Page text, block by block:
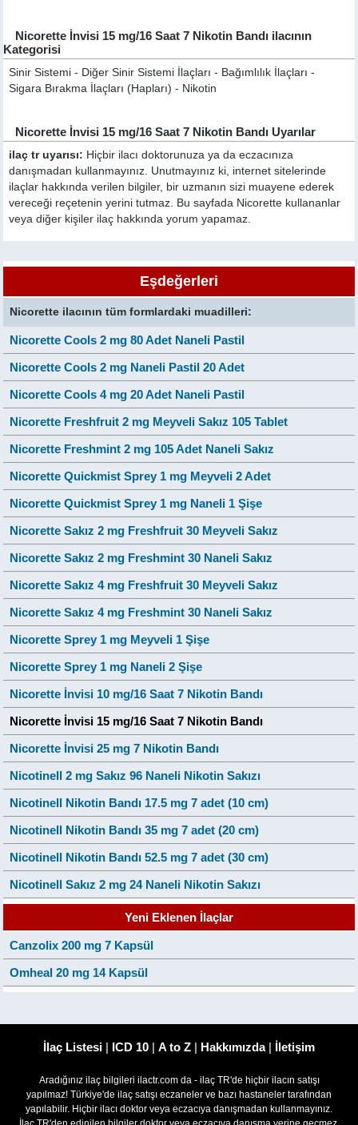
Nicorette İnvisi 15 mg/16 Saat 7 Nikotin Bandı ilacının
Kategorisi
Sinir Sistemi - Diğer Sinir Sistemi İlaçları - Bağımlılık İlaçları -
Sigara Bırakma İlaçları (Hapları) - Nikotin
Nicorette İnvisi 15 mg/16 Saat 7 Nikotin Bandı Uyarılar
ilaç tr uyarısı: Hiçbir ilacı doktorunuza ya da eczacınıza
danışmadan kullanmayınız. Unutmayınız ki, internet sitelerinde
ilaçlar hakkında verilen bilgiler, bir uzmanın sizi muayene ederek
vereceği reçetenin yerini tutmaz. Bu sayfada Nicorette kullananlar
veya diğer kişiler ilaç hakkında yorum yapamaz.
Eşdeğerleri
Nicorette ilacının tüm formlardaki muadilleri:
Nicorette Cools 2 mg 80 Adet Naneli Pastil
Nicorette Cools 2 mg Naneli Pastil 20 Adet
Nicorette Cools 4 mg 20 Adet Naneli Pastil
Nicorette Freshfruit 2 mg Meyveli Sakız 105 Tablet
Nicorette Freshmint 2 mg 105 Adet Naneli Sakız
Nicorette Quickmist Sprey 1 mg Meyveli 2 Adet
Nicorette Quickmist Sprey 1 mg Naneli 1 Şişe
Nicorette Sakız 2 mg Freshfruit 30 Meyveli Sakız
Nicorette Sakız 2 mg Freshmint 30 Naneli Sakız
Nicorette Sakız 4 mg Freshfruit 30 Meyveli Sakız
Nicorette Sakız 4 mg Freshmint 30 Naneli Sakız
Nicorette Sprey 1 mg Meyveli 1 Şişe
Nicorette Sprey 1 mg Naneli 2 Şişe
Nicorette İnvisi 10 mg/16 Saat 7 Nikotin Bandı
Nicorette İnvisi 15 mg/16 Saat 7 Nikotin Bandı
Nicorette İnvisi 25 mg 7 Nikotin Bandı
Nicotinell 2 mg Sakız 96 Naneli Nikotin Sakızı
Nicotinell Nikotin Bandı 17.5 mg 7 adet (10 cm)
Nicotinell Nikotin Bandı 35 mg 7 adet (20 cm)
Nicotinell Nikotin Bandı 52.5 mg 7 adet (30 cm)
Nicotinell Sakız 2 mg 24 Naneli Nikotin Sakızı
Yeni Eklenen İlaçlar
Canzolix 200 mg 7 Kapsül
Omheal 20 mg 14 Kapsül
İlaç Listesi | ICD 10 | A to Z | Hakkımızda| İletişim
Aradığınız ilaç bilgileri ilactr.com da - ilaç TR'de hiçbir ilacın satışı
yapılmaz! Türkiye'de ilaç satışı eczaneler ve bazı hastaneler tarafından
yapılabilir. Hiçbir ilacı doktor veya eczacıya danışmadan kullanmayınız.